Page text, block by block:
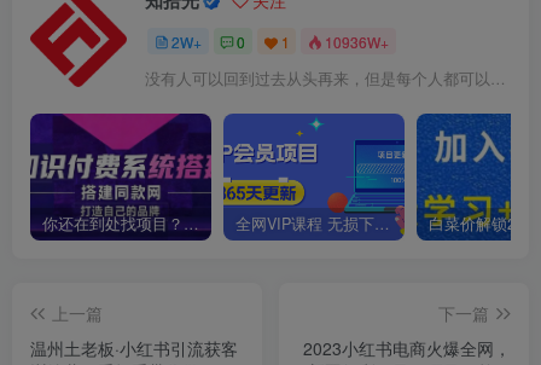
2W+ 0 1 10936W+
没有人可以回到过去从头再来，但是每个人都可以从今天开始，创造一个全新的结局
你还在到处找项目？还在当韭菜？我靠卖项目一个月收入5万+，曾经我也是个失败者。 全网VIP课程 无损下载~
上一篇
温州土老板·小红书引流获客
下一篇
2023小红书电商火爆全网，